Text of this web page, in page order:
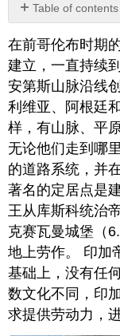
Table of contents
No
headers
在前哥伦布时期
建立，一直持续
安第斯山脉沿线
利维亚、阿根廷
样，有山脉、平
无论他们走到哪
的道路系统，并
著名的定居点是
王从库斯科统治
克赛瓦曼城堡（
地上劳作。 印加
基础上，没有任
数文化不同，印
求提供劳动力，